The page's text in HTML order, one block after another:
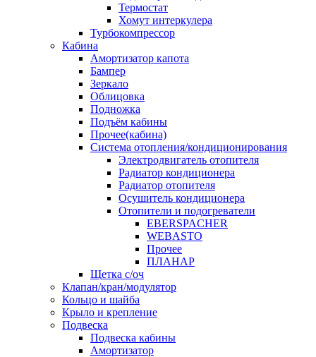
Термостат
Хомут интеркулера
Турбокомпрессор
Кабина
Амортизатор капота
Бампер
Зеркало
Облицовка
Подножка
Подъём кабины
Прочее(кабина)
Система отопления/кондиционирования
Электродвигатель отопителя
Радиатор кондиционера
Радиатор отопителя
Осушитель кондиционера
Отопители и подогреватели
EBERSPACHER
WEBASTO
Прочее
ПЛАНАР
Щетка с/оч
Клапан/кран/модулятор
Кольцо и шайба
Крыло и крепление
Подвеска
Подвеска кабины
Амортизатор